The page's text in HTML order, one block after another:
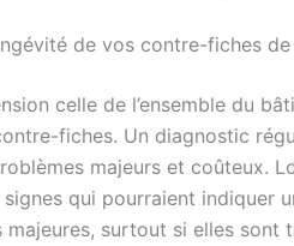
de vos contre-fiches
celle de l’ensemble du
fiches. Un diagnostic
majeurs et coûteux.
qui pourraient indiquer
surtout si elles sont